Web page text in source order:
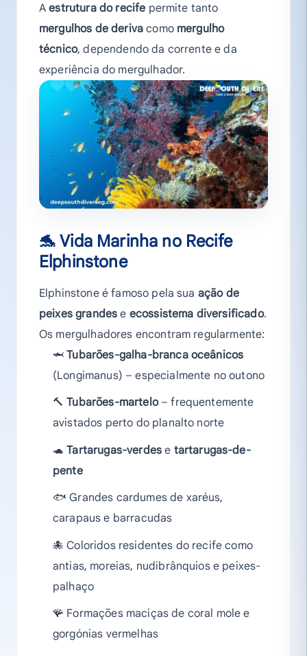
Aestrutura do recife permite tanto
mergulhos de deriva como mergulho
técnico, dependendo da corrente e da
experiência do mergulhador.
🐬Vida Marinha no Recife
Elphinstone
Elphinstone é famoso pela sua ação de
peixes grandes e ecossistema diversificado.
Os mergulhadores encontram regularmente:
🦈Tubarões-galha-branca oceânicos
(Longimanus) – especialmente no outono
🔨Tubarões-martelo– frequentemente
avistados perto do planalto norte
🐢Tartarugas-verdes e tartarugas-de-
pente
🐟 Grandes cardumes de xaréus,
carapaus e barracudas
🐙 Coloridos residentes do recife como
antias, moreias, nudibrânquios e peixes-
palhaço
🪸 Formações maciças de coral mole e
gorgónias vermelhas